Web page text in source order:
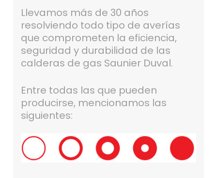
Llevamos más de 30 años
resolviendo todo tipo de averías
que comprometen la eficiencia,
seguridad y durabilidad de las
calderas de gas Saunier Duval.
Entre todas las que pueden
producirse, mencionamos las
siguientes: